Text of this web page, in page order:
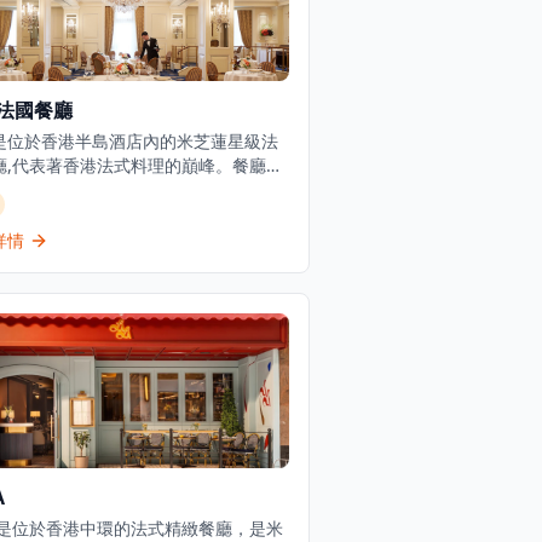
國餐廳
位於香港半島酒店內的米芝蓮星級法
,代表著香港法式料理的巔峰。餐廳成
年,被譽為「蘇伊士運河以東最佳餐
今仍是高級美食的里程碑。餐廳提供
式料理,在香港餐飲界享有盛譽,在
樓,提供優雅的高級用餐體驗,並設有代
服務。
情
位於香港中環的法式精緻餐廳，是米